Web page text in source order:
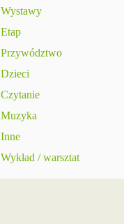
Wystawy
Etap
Przywództwo
Dzieci
Czytanie
Muzyka
Inne
Wykład / warsztat